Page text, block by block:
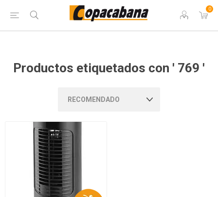
0
Productos etiquetados con ' 769 '